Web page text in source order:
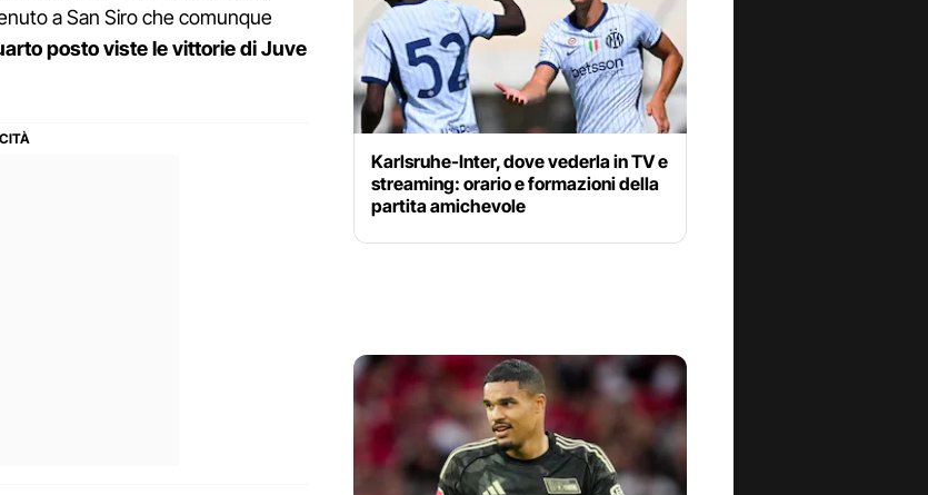
a San Siro che comunque
posto viste le vittorie di Juve
Karlsruhe-Inter, dove vederla in TV e
streaming: orario e formazioni della
partita amichevole